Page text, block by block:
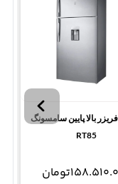
بالا پایین سامسونگ
RT85
تومان